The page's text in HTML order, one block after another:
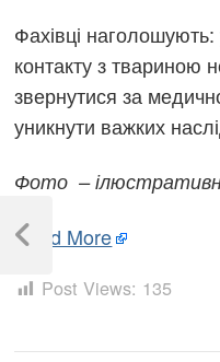
Фахівці наголошують:
контакту з твариною
звернутися за
уникнути важких
Фото –
Read More
Post Views: 135
записів
Previous